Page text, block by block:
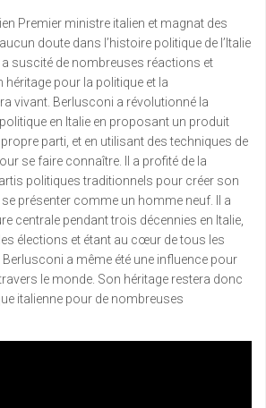
Premier ministre italien et magnat des
doute dans l’histoire politique de l’Italie
suscité de nombreuses réactions et
pour la politique et la
vivant. Berlusconi a révolutionné la
en Italie en proposant un produit
parti, et en utilisant des techniques de
se faire connaître. Il a profité de la
politiques traditionnels pour créer son
présenter comme un homme neuf. Il a
centrale pendant trois décennies en Italie,
élections et étant au cœur de tous les
a même été une influence pour
le monde. Son héritage restera donc
italienne pour de nombreuses